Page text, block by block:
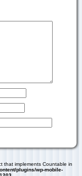
that implements Countable in
plugins/wp-mobile-